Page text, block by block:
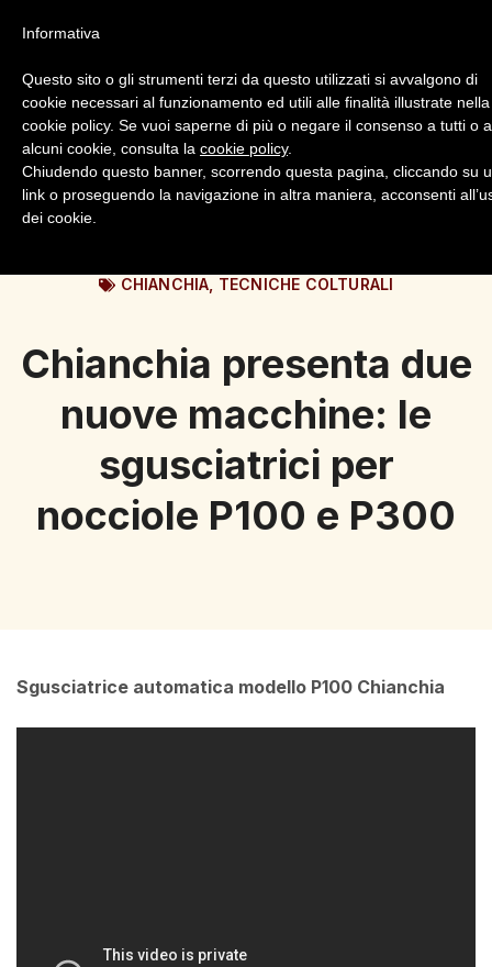
Login Registrazione
CHIANCHIA TECNICHE COLTURALI
Chianchia presenta due
nuove macchine: le
sgusciatrici per
nocciole P100 e P300
Sgusciatrice automatica modello P100 Chianchia
Informativa
Questo sito o gli strumenti terzi da questo utilizzati si avvalgono di
cookie necessari al funzionamento ed utili alle finalità illustrate nella
cookie policy. Se vuoi saperne di più o negare il consenso a tutti o
alcuni cookie, consulta la cookie policy.
Chiudendo questo banner, scorrendo questa pagina, cliccando su
link o proseguendo la navigazione in altra maniera, acconsenti
dei cookie.